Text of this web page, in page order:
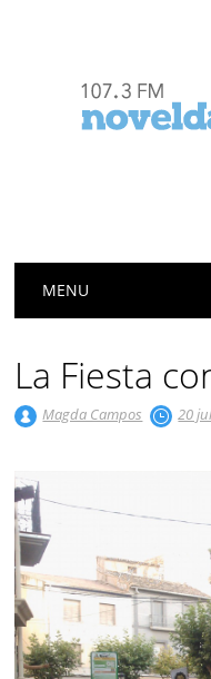
Menú
MENU
La Fiesta
Magda Campos 20